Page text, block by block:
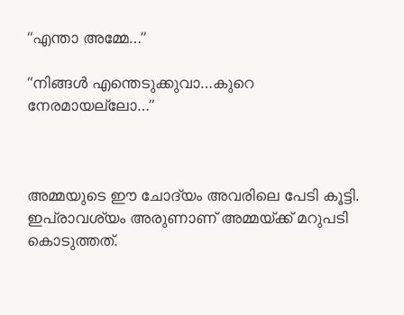
“എന്താ അമ്മേ…”
“നിങ്ങൾ എന്തെടുക്കുവാ…കുറെ
നേരമായല്ലോ…”
അമ്മയുടെ ഈ ചോദ്യം അവരിലെ പേടി കൂട്ടി.
ഇപ്രാവശ്യം അരുണാണ് അമ്മയ്ക്ക് മറുപടി
കൊടുത്തത്.